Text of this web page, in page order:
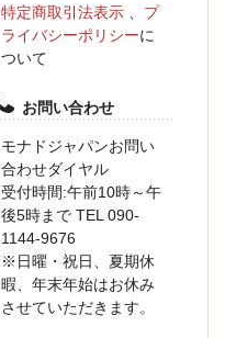
特定商取引法表示、 プ
ライバシーポリシーに
ついて
お問い合わせ
モナドジャパンお問い
合わせダイヤル
受付時間:午前10時～午
後5時まで TEL 090-
1144-9676
※日曜・祝日、夏期休
暇、年末年始はお休み
させていただきます。